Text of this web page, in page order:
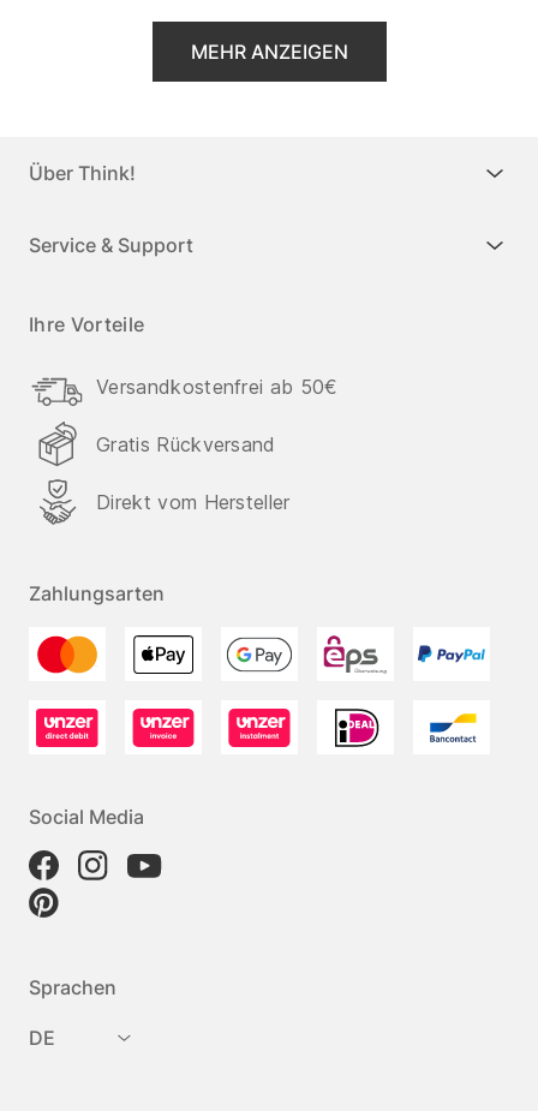
MEHR ANZEIGEN
Über Think!
Service & Support
Ihre Vorteile
Versandkostenfrei ab 50€
Gratis Rückversand
Direkt vom Hersteller
Zahlungsarten
Social Media
Sprachen
DE